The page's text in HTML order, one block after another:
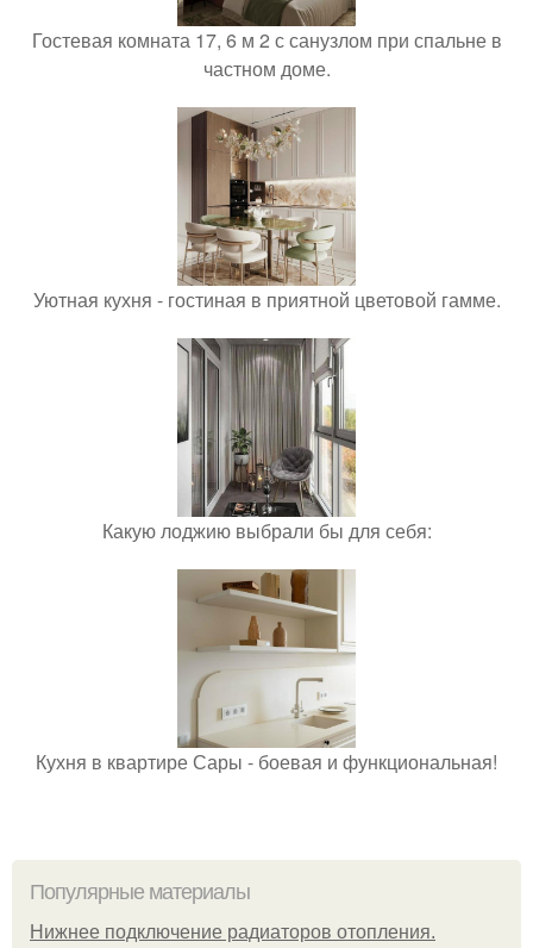
Гостевая комната 17, 6 м 2 с санузлом при спальне в
частном доме.
Уютная кухня - гостиная в приятной цветовой гамме.
Какую лоджию выбрали бы для себя:
Кухня в квартире Сары - боевая и функциональная!
Популярные материалы
Нижнее подключение радиаторов отопления.